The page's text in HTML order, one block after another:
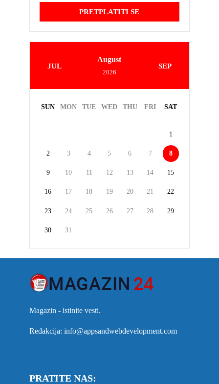
PRETPLATITI SE
JUL
August
2026
SEP
SUN MON TUE WED THU FRI SAT
1
2 3 4 5 6 7 8
9 10 11 12 13 14 15
16 17 18 19 20 21 22
23 24 25 26 27 28 29
30 31
Magazin - istinite vesti.
Redakcija: info@appsandwebdevelopment.com
PRATITE NAS: